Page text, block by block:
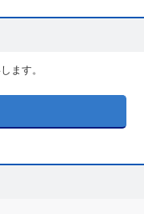
ます。